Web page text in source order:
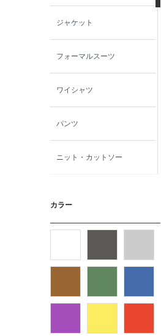
ジャケット
フォーマルスーツ
ワイシャツ
パンツ
ニット・カットソー
アウター
フォーマルタイ
カラー